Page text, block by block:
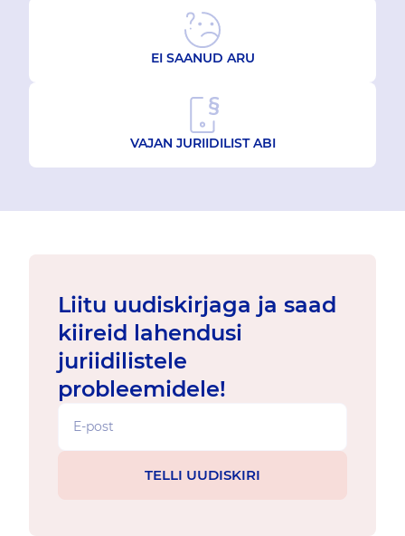
EI SAANUD ARU
VAJAN JURIIDILIST ABI
Liitu uudiskirjaga ja saad
kiireid lahendusi
juriidilistele
probleemidele!